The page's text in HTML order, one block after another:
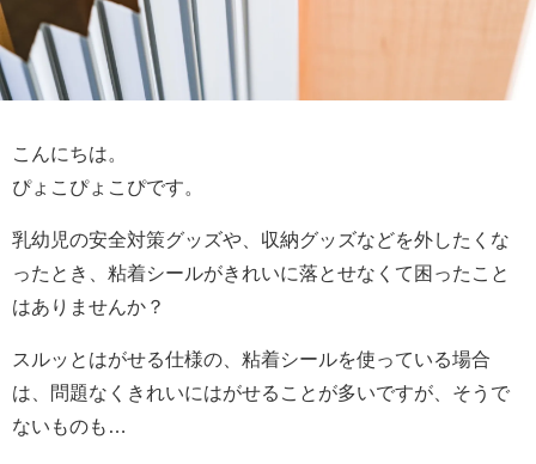
こんにちは。
ぴょこぴょこぴです。
乳幼児の安全対策グッズや、収納グッズなどを外したくな
ったとき、粘着シールがきれいに落とせなくて困ったこと
はありませんか？
スルッとはがせる仕様の、粘着シールを使っている場合
は、問題なくきれいにはがせることが多いですが、そうで
ないものも…